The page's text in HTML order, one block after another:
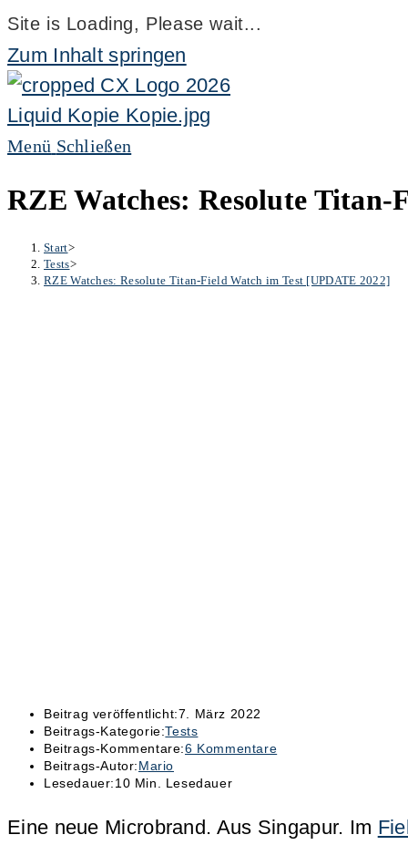
Site is Loading, Please wait...
Zum Inhalt springen
Menü Schließen
RZE Watches: Resolute
Start>
Tests>
RZE Watches: Resolute Titan-Field Watch im Test [UPDATE 2022]
Beitrag veröffentlicht:7. März 2022
Beitrags-Kategorie:Tests
Beitrags-Kommentare:6 Kommentare
Beitrags-Autor:Mario
Lesedauer:10 Min. Lesedauer
Eine neue Microbrand. Aus Singapur. Im